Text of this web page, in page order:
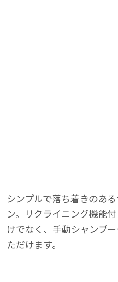
シンプルで落ち着きのあ
ン。リクライニング機能
けでなく、手動シャンプ
ただけます。